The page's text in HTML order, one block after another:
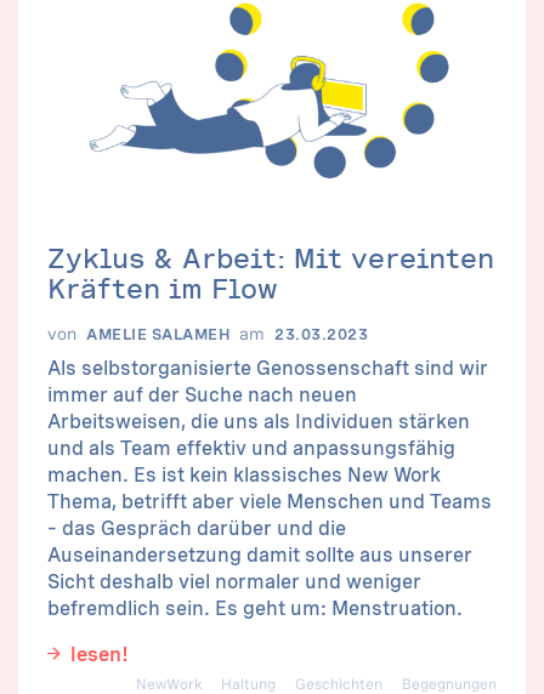
Zyklus & Arbeit: Mit vereinten
Kräften im Flow
von AMELIE SALAMEH am 23.03.2023
Als selbstorganisierte Genossenschaft sind wir
immer auf der Suche nach neuen
Arbeitsweisen, die uns als Individuen stärken
und als Team effektiv und anpassungsfähig
machen. Es ist kein klassisches New Work
Thema, betrifft aber viele Menschen und Teams
– das Gespräch darüber und die
Auseinandersetzung damit sollte aus unserer
Sicht deshalb viel normaler und weniger
befremdlich sein. Es geht um: Menstruation.
lesen!
Begegnungen
Geschichten
Haltung
NewWork